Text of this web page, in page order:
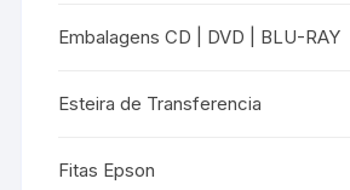
Embalagens CD | DVD | BLU-RAY
Esteira de Transferencia
Fitas Epson